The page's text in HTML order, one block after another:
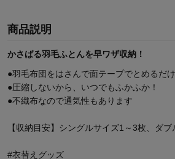
商品説明
かさばる羽毛ふとんを早ワザ収納！
●羽毛布団をはさんで面テープでとめるだけ
●圧縮しないから、いつでもふかふか！
●不織布なので通気性もあります
【収納目安】シングルサイズ1～3枚、ダ
#衣替えグッズ